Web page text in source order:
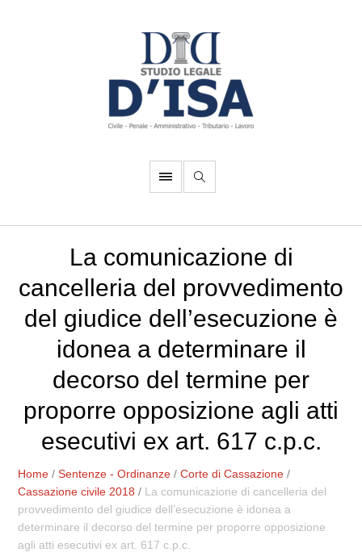
La comunicazione di
cancelleria del provvedimento
del giudice dell’esecuzione è
idonea a determinare il
decorso del termine per
proporre opposizione agli atti
esecutivi ex art. 617 c.p.c.
Home /Sentenze - Ordinanze /Corte di Cassazione /
Cassazione civile 2018 / La comunicazione di cancelleria del
provvedimento del giudice dell’esecuzione è idonea a
determinare il decorso del termine per proporre opposizione
agli atti esecutivi ex art. 617 c.p.c.